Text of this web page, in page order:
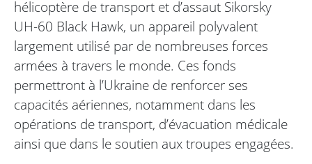
hélicoptère de transport et d’assaut Sikorsky
UH-60 Black Hawk, un appareil polyvalent
largement utilisé par de nombreuses forces
armées à travers le monde. Ces fonds
permettront à l’Ukraine de renforcer ses
capacités aériennes, notamment dans les
opérations de transport, d’évacuation médicale
ainsi que dans le soutien aux troupes engagées.